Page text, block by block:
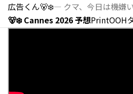
広告くん🐻‍❄️— クマ、今日は機嫌
🐻‍❄️ Cannes 2026 予想PrintOOH